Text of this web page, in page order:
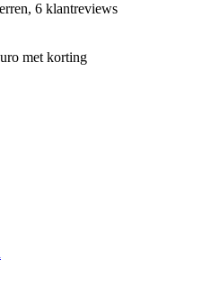
6 klantreviews
met korting